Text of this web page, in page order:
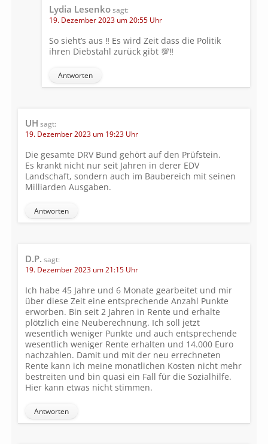
Lydia Lesenkosagt:
19. Dezember 2023 um 20:55 Uhr
So sieht’s aus ‼️ Es wird Zeit dass die Politik
ihren Diebstahl zurück gibt 💯‼️
Antworten
UH sagt:
19. Dezember 2023 um 19:23 Uhr
Die gesamte DRV Bund gehört auf den Prüfstein.
Es krankt nicht nur seit Jahren in derer EDV
Landschaft, sondern auch im Baubereich mit seinen
Milliarden Ausgaben.
Antworten
D.P. sagt:
19. Dezember 2023 um 21:15 Uhr
Ich habe 45 Jahre und 6 Monate gearbeitet und mir
über diese Zeit eine entsprechende Anzahl Punkte
erworben. Bin seit 2 Jahren in Rente und erhalte
plötzlich eine Neuberechnung. Ich soll jetzt
wesentlich weniger Punkte und auch entsprechende
wesentlich weniger Rente erhalten und 14.000 Euro
nachzahlen. Damit und mit der neu errechneten
Rente kann ich meine monatlichen Kosten nicht mehr
bestreiten und bin quasi ein Fall für die Sozialhilfe.
Hier kann etwas nicht stimmen.
Antworten